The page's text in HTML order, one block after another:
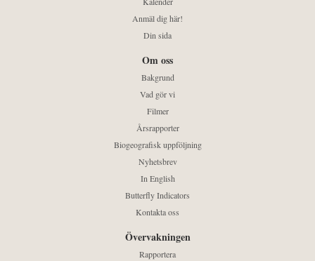
Anmäl dig här!
Din sida
Om oss
Bakgrund
Vad gör vi
Filmer
Årsrapporter
Biogeografisk uppföljning
Nyhetsbrev
In English
Butterfly Indicators
Kontakta oss
Övervakningen
Rapportera